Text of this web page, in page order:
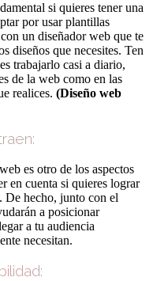
si quieres tener una
por usar plantillas
un diseñador web que te
diseños que necesites. Ten
trabajarlo casi a diario,
de la web como en las
realices. (Diseño web
es otro de los aspectos
en cuenta si quieres lograr
. De hecho, junto con el
a posicionar
a tu audiencia
necesitan.